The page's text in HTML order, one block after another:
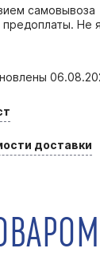
самовывоза
Не
доставки